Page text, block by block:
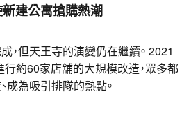
建公寓搶購熱潮
，但天王寺的演變仍在繼續。 2021
行約60家店舖的大規模改造，眾多都
成為吸引排隊的熱點。